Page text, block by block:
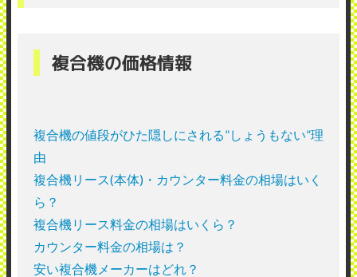
複合機の価格情報
複合機の値段がひた隠しにされる”しょうもない”理
由
複合機リース(本体)・カウンター料金の相場はいく
ら？
複合機リース料金の相場はいくら？
カウンター料金の相場は？
安い複合機メーカーはどれ？